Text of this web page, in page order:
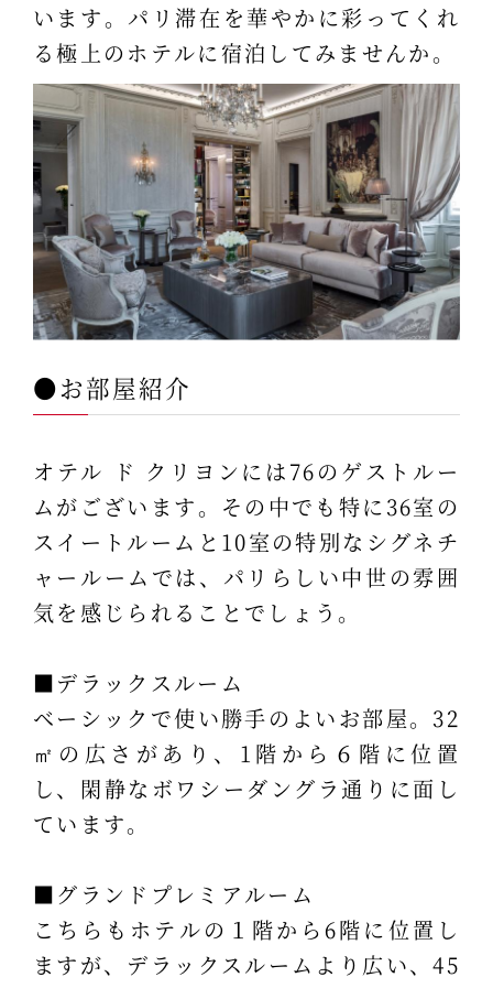
います。パリ滞在を華やかに彩ってくれ
る極上のホテルに宿泊してみませんか。
●お部屋紹介
オテル ド クリヨンには76のゲストルー
ムがございます。その中でも特に36室の
スイートルームと10室の特別なシグネチ
ャールームでは、パリらしい中世の雰囲
気を感じられることでしょう。
■デラックスルーム
ベーシックで使い勝手のよいお部屋。32
㎡の広さがあり、1階から６階に位置
し、閑静なボワシーダングラ通りに面し
ています。
■グランドプレミアルーム
こちらもホテルの１階から6階に位置し
ますが、デラックスルームより広い、45